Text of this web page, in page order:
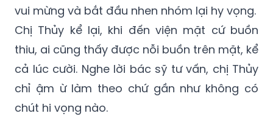
vui mừng và bắt đầu nhen nhóm lại hy vọng.
Chị Thủy kể lại, khi đến viện mặt cứ buồn
thiu, ai cũng thấy được nỗi buồn trên mặt, kể
cả lúc cười. Nghe lời bác sỹ tư vấn, chị Thủy
chỉ ậm ừ làm theo chứ gần như không có
chút hi vọng nào.